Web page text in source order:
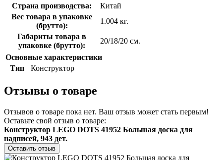
Страна производства:
Китай
Вес товара в упаковке
(брутто):
1.004 кг.
Габариты товара в
упаковке (брутто):
20/18/20 см.
Основные характеристики
Тип
Конструктор
Отзывы о товаре
Отзывов о товаре пока нет. Ваш отзыв может стать первым!
Оставьте свой отзыв о товаре:
Конструктор LEGO DOTS 41952 Большая доска для
надписей, 943 дет.
Оставить отзыв